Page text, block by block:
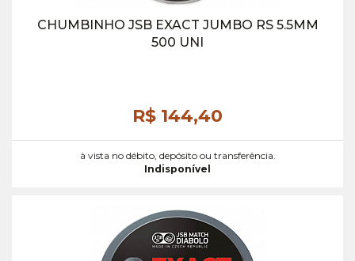
CHUMBINHO JSB EXACT JUMBO RS 5.5MM
500 UNI
R$ 144,40
à vista no débito, depósito ou transferência.
Indisponível